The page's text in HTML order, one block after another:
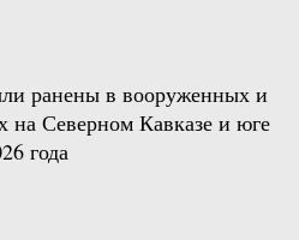
ранены в вооруженных и
на Северном Кавказе и юге
года